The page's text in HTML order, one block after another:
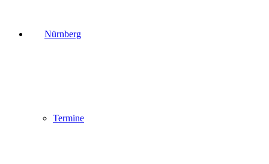
Nürnberg
Termine